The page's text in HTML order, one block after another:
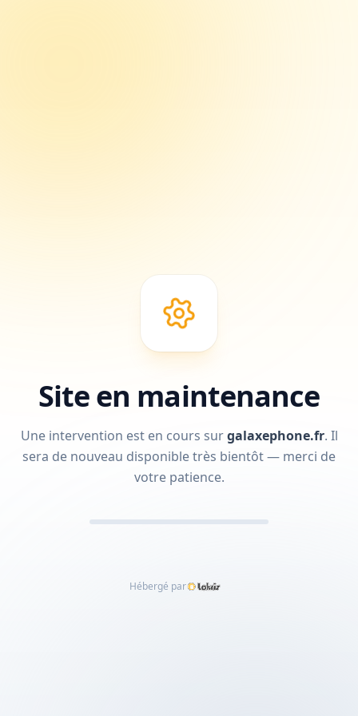
Site en maintenance
Une intervention est en cours surgalaxephone.fr. Il
sera de nouveau disponible très bientôt — merci de
votre patience.
Hébergé par